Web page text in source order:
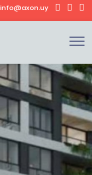
info@axon.uy